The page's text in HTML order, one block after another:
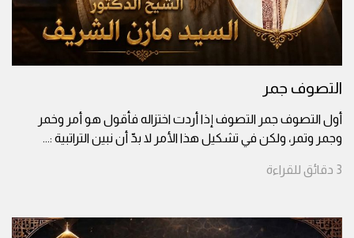
التصوف جمر
أول التصوف جمر التصوف إذا أردت اختزاله فأقول هو أمر وخمر
وجمر وتمر، ولكن في تشكيل هذا الأمر لا بدّ أن نبين التراتبية :...
3 دقائق للقراءة